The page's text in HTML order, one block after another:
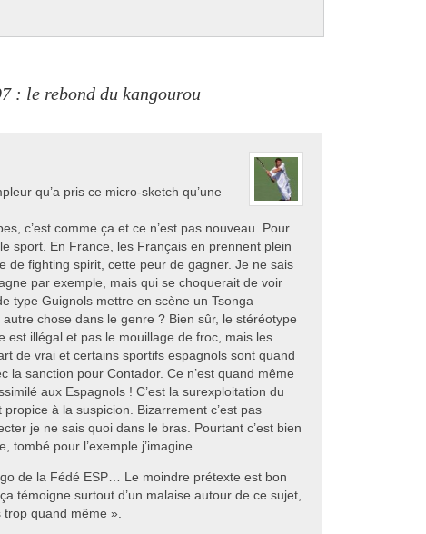
: le rebond du kangourou
qu’a pris ce micro-sketch qu’une
c’est comme ça et ce n’est pas nouveau. Pour
sport. En France, les Français en prennent plein
de fighting spirit, cette peur de gagner. Je ne sais
par exemple, mais qui se choquerait de voir
type Guignols mettre en scène un Tsonga
chose dans le genre ? Bien sûr, le stéréotype
est illégal et pas le mouillage de froc, mais les
de vrai et certains sportifs espagnols sont quand
sanction pour Contador. Ce n’est quand même
aux Espagnols ! C’est la surexploitation du
à la suspicion. Bizarrement c’est pas
je ne sais quoi dans le bras. Pourtant c’est bien
tombé pour l’exemple j’imagine…
de la Fédé ESP… Le moindre prétexte est bon
témoigne surtout d’un malaise autour de ce sujet,
quand même ».